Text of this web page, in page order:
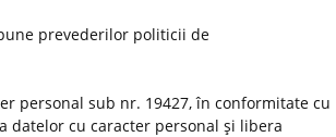
prevederilor politicii de
personal sub nr. 19427, în conformitate cu
datelor cu caracter personal şi libera